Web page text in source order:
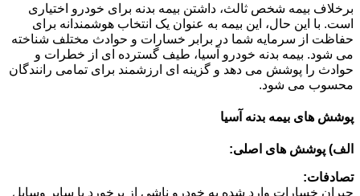
برخلاف بیمه شخص ثالث، داشتن بیمه بدنه برای خودرو اختیاری
است. با این حال، این بیمه به عنوان یک انتخاب هوشمندانه برای
حفاظت از سرمایه شما در برابر خسارات و حوادث مختلف شناخته
می شود. بیمه بدنه خودرو آسیا، طیف گسترده ای از خطرات و
حوادث را پوشش می دهد و گزینه ای ارزشمند برای تمامی رانندگان
محسوب می شود.
پوشش های بیمه بدنه آسیا
الف) پوشش های اصلی:
تصادفات:
جبران خسارات وارد شده به خودرو ناشی از برخورد با سایر وسایل